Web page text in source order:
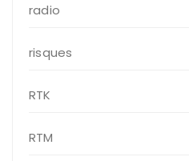
radio
risques
RTK
RTM